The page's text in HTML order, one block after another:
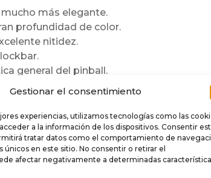
Gestionar el consentimiento
experiencias, utilizamos tecnologías como las
a la información de los dispositivos. Consentir
tratar datos como el comportamiento de
únicos en este sitio. No consentir o retirar el
afectar negativamente a determinadas
más elegante.
profundidad de color.
nitidez.
general del pinball.